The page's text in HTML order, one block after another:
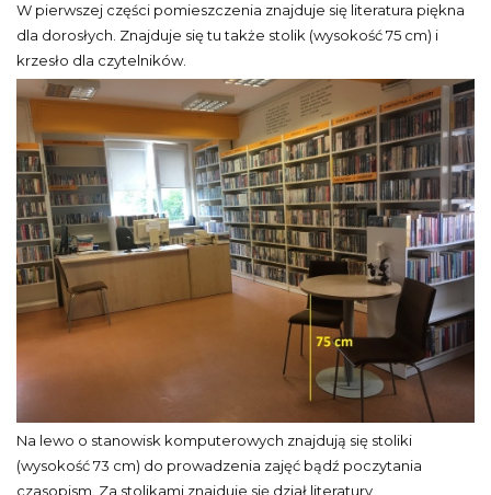
W pierwszej części pomieszczenia znajduje się literatura piękna
dla dorosłych. Znajduje się tu także stolik (wysokość 75 cm) i
krzesło dla czytelników.
Na lewo o stanowisk komputerowych znajdują się stoliki
(wysokość 73 cm) do prowadzenia zajęć bądź poczytania
czasopism. Za stolikami znajduje się dział literatury